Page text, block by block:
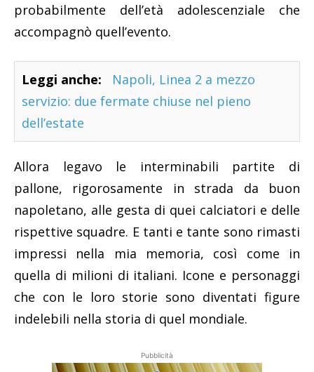
probabilmente dell’età adolescenziale che
accompagnò quell’evento.
Leggi anche:
Napoli, Linea 2 a mezzo
servizio: due fermate chiuse nel pieno
dell’estate
Allora legavo le interminabili partite di
pallone, rigorosamente in strada da buon
napoletano, alle gesta di quei calciatori e delle
rispettive squadre. E tanti e tante sono rimasti
impressi nella mia memoria, così come in
quella di milioni di italiani. Icone e personaggi
che con le loro storie sono diventati figure
indelebili nella storia di quel mondiale.
Pubblicità